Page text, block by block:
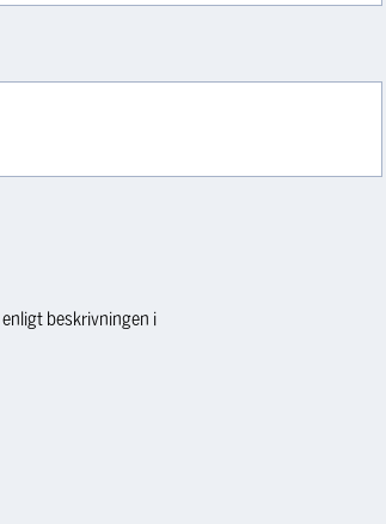
beskrivningen i